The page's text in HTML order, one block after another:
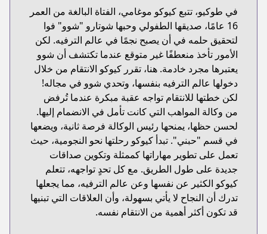
في طوكيو، تتبع كيوكو موغامي، الفتاة البالغة من العمر
16 عامًا، صديقها الطفولي وحبها شوتارو "شوو" فوا
لتحقيق حلمه في أن يصبح نجمًا في عالم الترفيه. لكن
الأمور تأخذ منعطفًا غير متوقع عندما تكتشف أن شوو
يعتبرها مجرد خادمة. هنا، تقرر كيوكو الانتقام من خلال
دخولها عالم الترفيه بنفسها، وتحدي شوو في مجاله!
لكن خطتها للانتقام تواجه عقبة مبكرة عندما تُرفض
من وكالة المواهب التي كانت تأمل في الانضمام إليها.
لحسن حظها، يمنحها رئيس الوكالة فرصة ثانية، ويضعها
في قسم "حبني". تبدأ كيوكو رحلتها نحو النجومية، حيث
تعمل على تطوير مهاراتها كممثلة وتكوين صداقات
جديدة على طول الطريق. مع كل تحدٍ تواجهه، تتعلم
كيوكو الكثير عن نفسها وعن عالم الترفيه، مما يجعلها
تدرك أن النجاح لا يأتي بسهولة، وأن العلاقات التي تبنيها
قد تكون أكثر أهمية من الانتقام نفسه.